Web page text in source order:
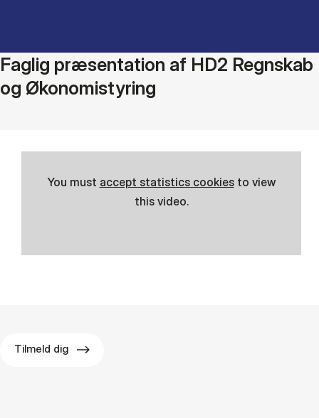
Faglig præsentation af HD2 Regnskab
og Økonomistyring
You must accept statistics cookiesto view
this video.
Tilmeld dig